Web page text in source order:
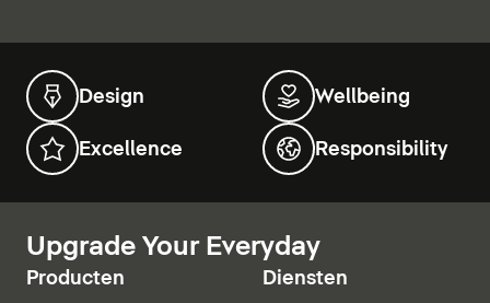
Design Wellbeing
Excellence Responsibility
Upgrade Your Everyday
Producten Diensten